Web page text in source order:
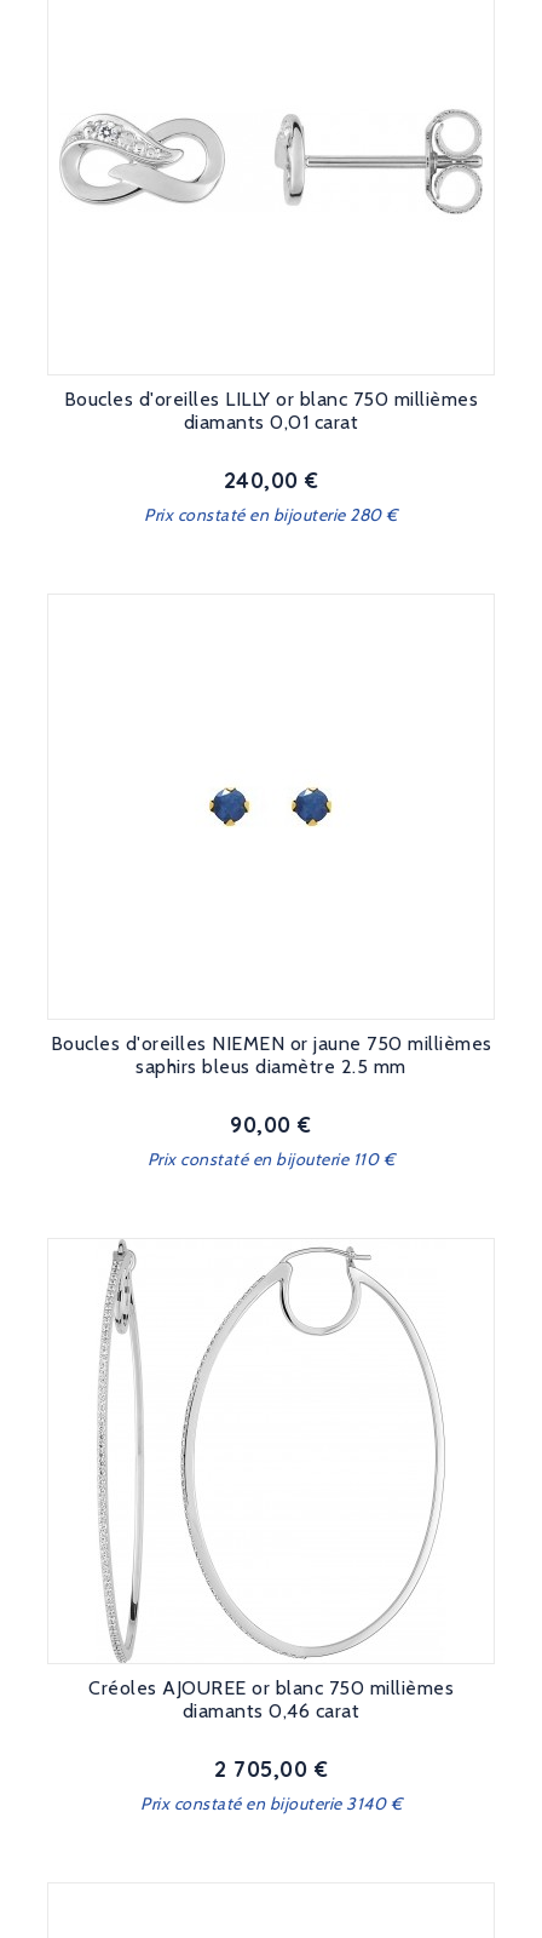
Boucles d'oreilles LILLY or blanc 750 millièmes
diamants 0,01 carat
Prix
240,00 €
Prix constaté en bijouterie 280 €
Boucles d'oreilles NIEMEN or jaune 750 millièmes
saphirs bleus diamètre 2.5 mm
Prix
90,00 €
Prix constaté en bijouterie 110 €
Créoles AJOUREE or blanc 750 millièmes
diamants 0,46 carat
Prix
2 705,00 €
Prix constaté en bijouterie 3140 €